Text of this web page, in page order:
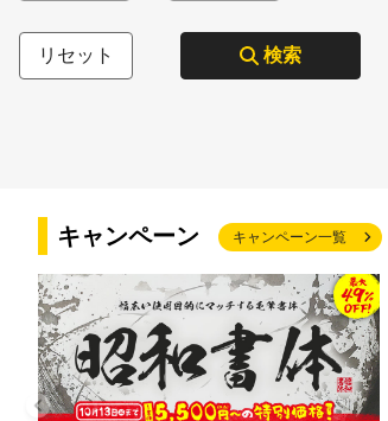
リセット 検索
キャンペーン キャンペーン一覧